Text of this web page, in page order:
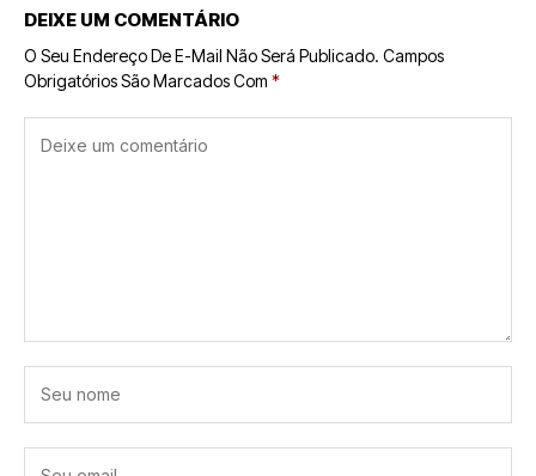
DEIXE UM COMENTÁRIO
O Seu Endereço De E-Mail Não Será Publicado. Campos
Obrigatórios São Marcados Com *